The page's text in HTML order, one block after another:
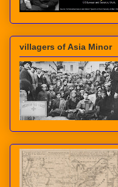
villagers of Asia Minor